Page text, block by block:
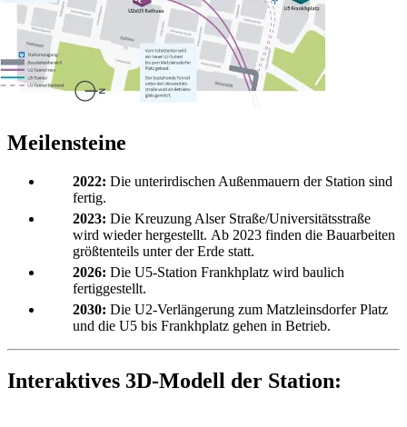
Meilensteine
2022: Die unterirdischen Außenmauern der Station sind
fertig.
2023: Die Kreuzung Alser Straße/Universitätsstraße
wird wieder hergestellt. Ab 2023 finden die Bauarbeiten
größtenteils unter der Erde statt.
2026: Die U5-Station Frankhplatz wird baulich
fertiggestellt.
2030: Die U2-Verlängerung zum Matzleinsdorfer Platz
und die U5 bis Frankhplatz gehen in Betrieb.
Interaktives 3D-Modell der Station: